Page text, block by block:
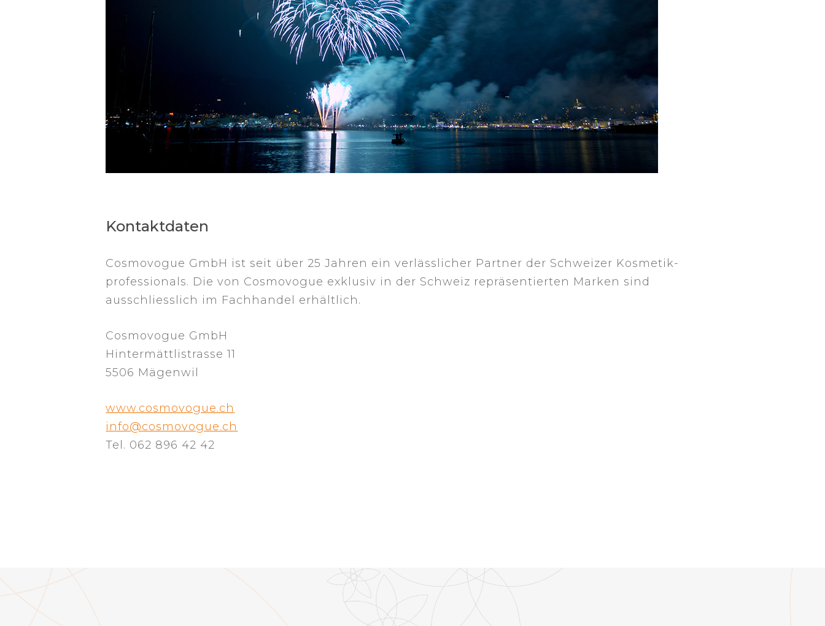
Kontaktdaten
Cosmovogue GmbH ist seit über 25 Jahren ein verlässlicher Partner der Schweizer Kosmetik-
professionals. Die von Cosmovogue exklusiv in der Schweiz repräsentierten Marken sind
ausschliesslich im Fachhandel erhältlich.
Cosmovogue GmbH
Hintermättlistrasse 11
5506 Mägenwil
www.cosmovogue.ch
info@cosmovogue.ch
Tel. 062 896 42 42